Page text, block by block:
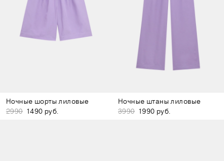
Ночные шорты лиловые
2990 1490 руб.
Ночные штаны лиловые
3990 1990 руб.